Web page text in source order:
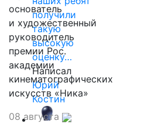
получили
такую
высокую
оценку…
Написал
Юрий
Костин
основатель
и художественный
руководитель
премии Рос.
академии
кинематографических
искусств «Ника»
08 августа